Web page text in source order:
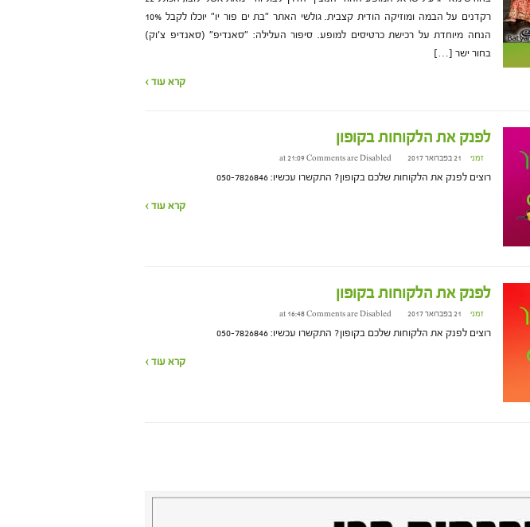
רקדנים על הבמה ומוזיקה הודית קצבית. גולשי האתר "בת ים פור יו" יוכלו לקבל 10%
הנחה מיוחדת על רכישת כרטיסים למופע. סיפור העלילה: "סאנדיפ" (סאנדיפ צ'וק)
בחור ישר […]
קרא עוד ›
לפנק את הלקוחות בקופון
זמני 21 בפברואר 2017 at 21:09 Comments are Disabled
רוצים לפנק את הלקוחות שלכם בקופון? התקשרו עכשיו: 050-7826846
קרא עוד ›
לפנק את הלקוחות בקופון
זמני 21 בפברואר 2017 at 16:48 Comments are Disabled
רוצים לפנק את הלקוחות שלכם בקופון? התקשרו עכשיו: 050-7826846
קרא עוד ›